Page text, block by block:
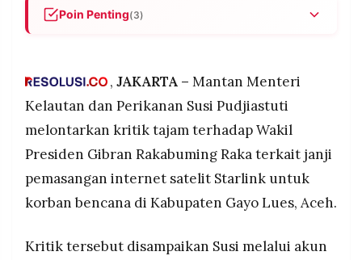
MEDIA
Poin Penting(3)
dan genset tanpa perlu tanya-tanya, dalam
janji-janji.
Gibran janjikan Starlink saat kunjungan 17
Desember ke Gayo Lues, setelah warga keluhkan
sinyal komunikasi belum pulih, juga pesan
percepat perbaikan jembatan, BBM, listrik, dan
penuhi kebutuhan kelompok rentan.
Susi Air, Menteri KKP 2014-2019 yang
, JAKARTA – Mantan Menteri
Kelautan dan Perikanan Susi Pudjiastuti
melontarkan kritik tajam terhadap Wakil
Presiden Gibran Rakabuming Raka terkait janji
pemasangan internet satelit Starlink untuk
korban bencana di Kabupaten Gayo Lues, Aceh.
Kritik tersebut disampaikan Susi melalui akun